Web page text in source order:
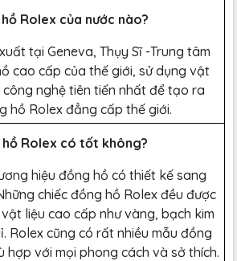
Rolex của nước nào?
tại Geneva, Thụy Sĩ -Trung tâm
cao cấp của thế giới, sử dụng vật
nghệ tiên tiến nhất để tạo ra
hồ Rolex đẳng cấp thế giới.
Rolex có tốt không?
hiệu đồng hồ có thiết kế sang
chiếc đồng hồ Rolex đều được
liệu cao cấp như vàng, bạch kim
Rolex cũng có rất nhiều mẫu đồng
hợp với mọi phong cách và sở thích.